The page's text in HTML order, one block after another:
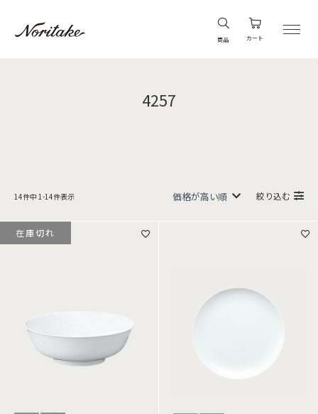
商品 カート
4257
14件中 1 -14件表示 絞り込む
在庫切れ